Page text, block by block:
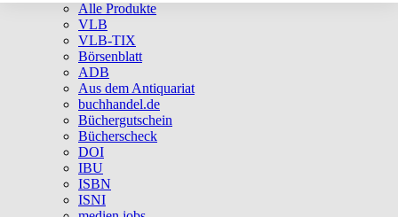
Alle Produkte
VLB
VLB-TIX
Börsenblatt
ADB
Aus dem Antiquariat
buchhandel.de
Büchergutschein
Bücherscheck
DOI
IBU
ISBN
ISNI